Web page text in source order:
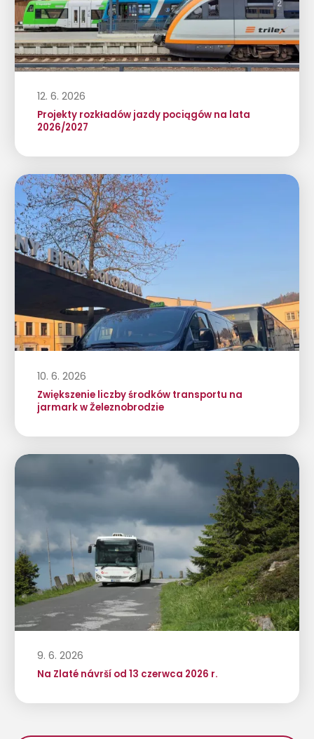
12. 6. 2026
Projekty rozkładów jazdy pociągów na lata
2026/2027
10. 6. 2026
Zwiększenie liczby środków transportu na
jarmark w Železnobrodzie
9. 6. 2026
Na Zlaté návrší od 13 czerwca 2026 r.